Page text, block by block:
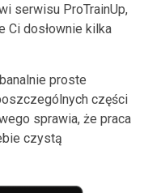
serwisu ProTrainUp,
Ci dosłownie kilka
proste
części
sprawia, że praca
czystą